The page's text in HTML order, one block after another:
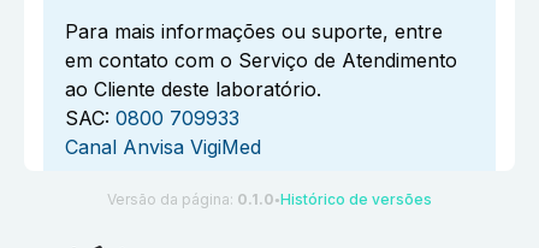
Para mais informações ou suporte, entre
em contato com o Serviço de Atendimento
ao Cliente deste laboratório.
SAC: 0800 709933
Canal Anvisa VigiMed
Versão da página: 0.1.0 ●Histórico de versões